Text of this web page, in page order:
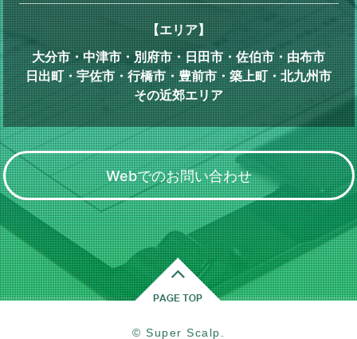
【エリア】
大分市・中津市・別府市・日田市・佐伯市・由布市
日出町・宇佐市・行橋市・豊前市・築上町・北九州市
その近郊エリア
Webでのお問い合わせ
© Super Scalp.